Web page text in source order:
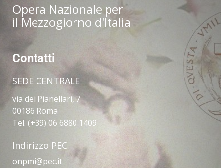
Opera Nazionale per
il Mezzogiorno d'Italia
Contatti
SEDE CENTRALE
via dei Pianellari, 7
00186 Roma
Tel. (+39) 06 6880 1409
Indirizzo PEC
onpmi@pec.it